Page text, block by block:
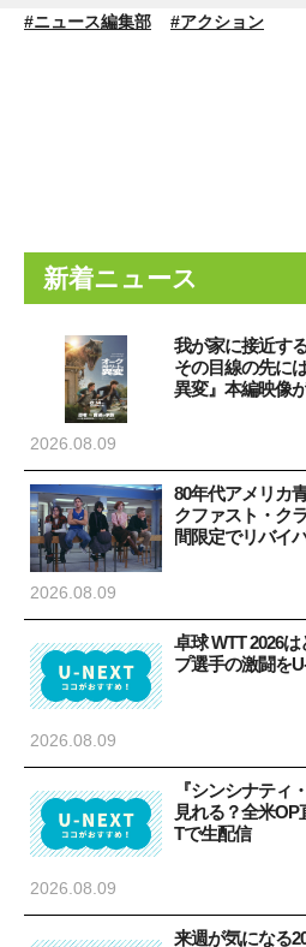
#ニュース編集部 #アクション
新着ニュース
我が家に接近す
その目線の先に
異変』本編映像
2026.08.09
80年代アメリカ
クファスト・ク
間限定でリバイ
2026.08.09
卓球 WTT 2026
プ選手の激闘を
2026.08.09
『シンシナティ
見れる？全米
Tで生配信
2026.08.09
来週が気になる